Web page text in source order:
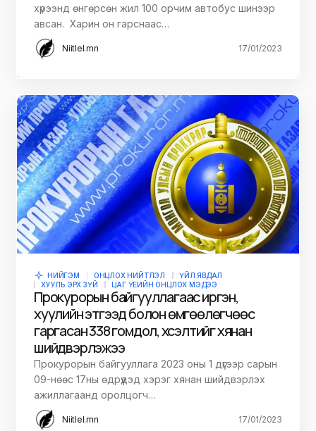
хүрээнд өнгөрсөн жил 100 орчим автобус шинээр
авсан. Харин он гарснаас…
Niitlel.mn 17/01/2023
НИЙГЭМ ОНЦЛОХ НИЙТЛЭЛ
ҮЙЛ ЯВДАЛ
ХУУЛЬ ЭРХ ЗҮЙ
ЦАГ ҮЕИЙН ОНЦЛОХ МЭДЭЭ
Прокурорын байгууллагаас иргэн,
хуулийн этгээд болон өмгөөлөгчөөс
гаргасан 338 гомдол, хүсэлтийг хянан
шийдвэрлэжээ
Прокурорын байгууллага 2023 оны 1 дүгээр сарын
09-нөөс 17ны өдрүүдэд хэрэг хянан шийдвэрлэх
ажиллагаанд оролцогч…
Niitlel.mn 17/01/2023